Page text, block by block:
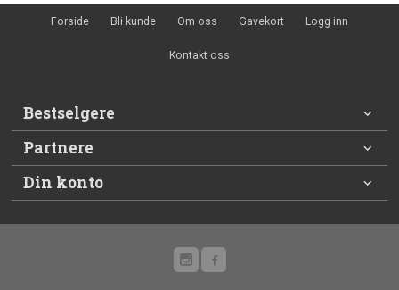
Forside Bli kunde Om oss Gavekort Logg inn
Kontakt oss
Bestselgere
Partnere
Din konto